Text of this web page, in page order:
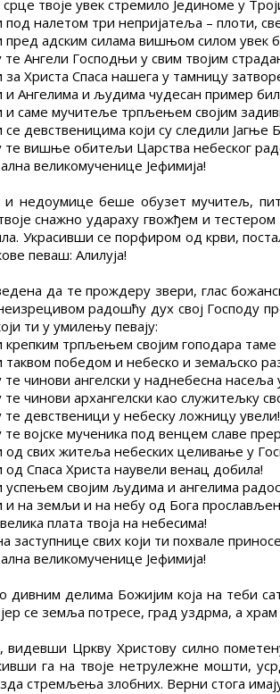
срце твоје увек стремило Јединоме у
под налетом три непријатеља – плоти,
пред адским силама вишњом силом увек
те Ангели Господњи у свим твојим
за Христа Спаса нашега у тамницу
и Ангелима и људима чудесан пример
и саме мучитеље трпљењем својим
се девственицима који су следили
те вишње обитељи Царства небеског
великомученице Јефимија!
и недоумице беше обузет мучитељ,
снажно удараху гвожђем и
Украсивши се порфиром од крви,
певаш: Алилуја!
да те прождеру звери, глас
радошћу дух свој Господу
ти у умилењу певају:
крепким трпљењем својим гоподара
таквом победом и небеско и земаљско
те чинови ангелски у наднебесна насеља
те чинови архангелски као служитељку
те девственици у небеску ложницу увели!
те војске мученика под венцем славе
од свих житеља небеских целивање у
од Спаса Христа наувели венац добила!
успењем својим људима и ангелима
и на земљи и на небу од Бога
плата твоја на небесима!
заступнице свих који ти похвале
великомученице Јефимија!
дивним делима Божијим која на теби
јер се земља потресе, град уздрма, а
видевши Цркву Христову силно
га на твоје нетрулежне мошти,
стремљења злобних. Верни стога